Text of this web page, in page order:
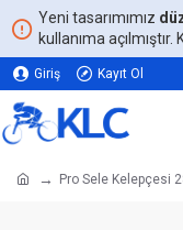
Yeni tasarımımız
kullanıma
Giriş Kayıt Ol
Pro Sele Kelepçesi